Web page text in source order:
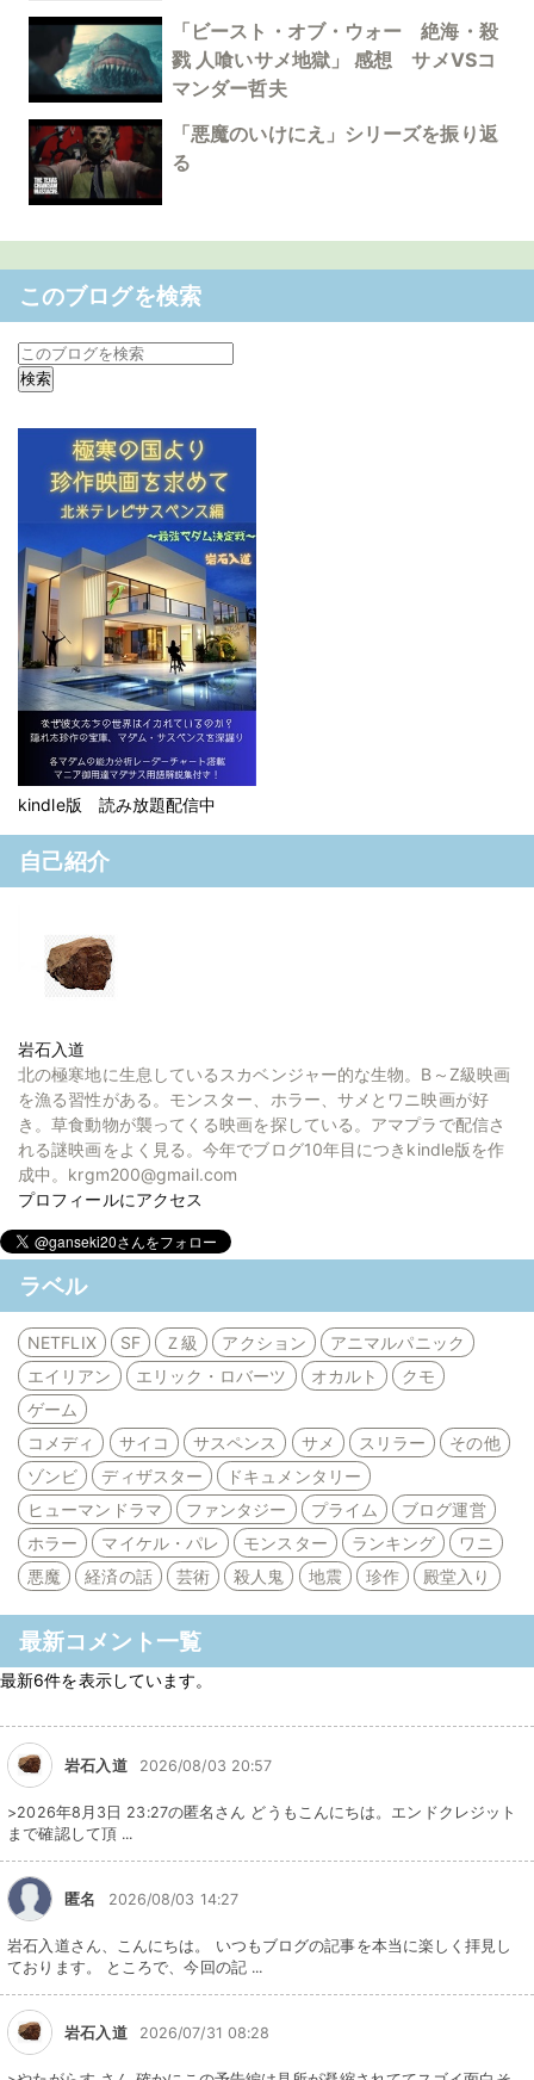
「ビースト・オブ・ウォー 絶海・殺
戮 人喰いサメ地獄」 感想 サメVSコ
マンダー哲夫
「悪魔のいけにえ」シリーズを振り返
る
このブログを検索
kindle版 読み放題配信中
自己紹介
岩石入道
北の極寒地に生息しているスカベンジャー的な生物。B～Z級映画
を漁る習性がある。モンスター、ホラー、サメとワニ映画が好
き。草食動物が襲ってくる映画を探している。アマプラで配信さ
れる謎映画をよく見る。今年でブログ10年目につきkindle版を作
成中。krgm200@gmail.com
プロフィールにアクセス
ラベル
NETFLIX SF Ｚ級 アクション
アニマルパニック
エイリアン
エリック・ロバーツ オカルト
クモ
ゲーム
コメディ
サイコ サスペンス サメ スリラー
その他
ゾンビ
ディザスター
ドキュメンタリー
ヒューマンドラマ
ファンタジー プライム
ブログ運営
ホラー
マイケル・パレ モンスター ランキング
ワニ
悪魔
経済の話 芸術 殺人鬼 地震 珍作 殿堂入り
最新コメント一覧
最新6件を表示しています。
岩石入道 2026/08/03 20:57
>2026年8月3日 23:27の匿名さん どうもこんにちは。エンドクレジット
まで確認して頂 ...
匿名 2026/08/03 14:27
岩石入道さん、こんにちは。 いつもブログの記事を本当に楽しく拝見し
ております。 ところで、今回の記 ...
岩石入道 2026/07/31 08:28